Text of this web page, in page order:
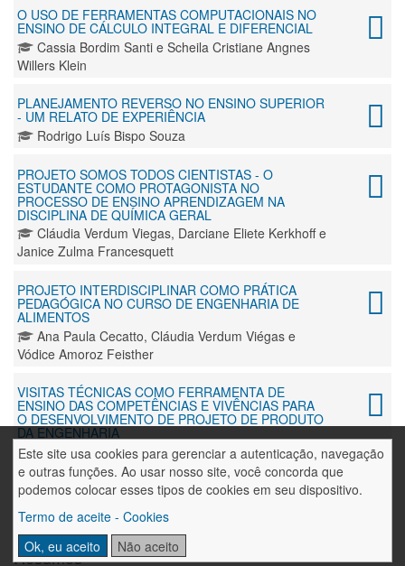
Este site usa cookies para gerenciar a autenticação, navegação
e outras funções. Ao usar nosso site, você concorda que
podemos colocar esses tipos de cookies em seu dispositivo.
Termo de aceite - Cookies
Ok, eu aceito
Não aceito
O USO DE FERRAMENTAS COMPUTACIONAIS NO
ENSINO DE CÁLCULO INTEGRAL E DIFERENCIAL
Cassia Bordim Santi e Scheila Cristiane Angnes
Willers Klein
PLANEJAMENTO REVERSO NO ENSINO SUPERIOR
- UM RELATO DE EXPERIÊNCIA
Rodrigo Luís Bispo Souza
PROJETO SOMOS TODOS CIENTISTAS - O
ESTUDANTE COMO PROTAGONISTA NO
PROCESSO DE ENSINO APRENDIZAGEM NA
DISCIPLINA DE QUÍMICA GERAL
Cláudia Verdum Viegas, Darciane Eliete Kerkhoff e
Janice Zulma Francesquett
PROJETO INTERDISCIPLINAR COMO PRÁTICA
PEDAGÓGICA NO CURSO DE ENGENHARIA DE
ALIMENTOS
Ana Paula Cecatto, Cláudia Verdum Viégas e
Vódice Amoroz Feisther
VISITAS TÉCNICAS COMO FERRAMENTA DE
ENSINO DAS COMPETÊNCIAS E VIVÊNCIAS PARA
O DESENVOLVIMENTO DE PROJETO DE PRODUTO
DA ENGENHARIA
Augusto Cesar Huppes da Silva, Eliane Garlet,
Francine Centenaro Gomes, Marcelo Blume e Sirnei
César Kach
Resumos